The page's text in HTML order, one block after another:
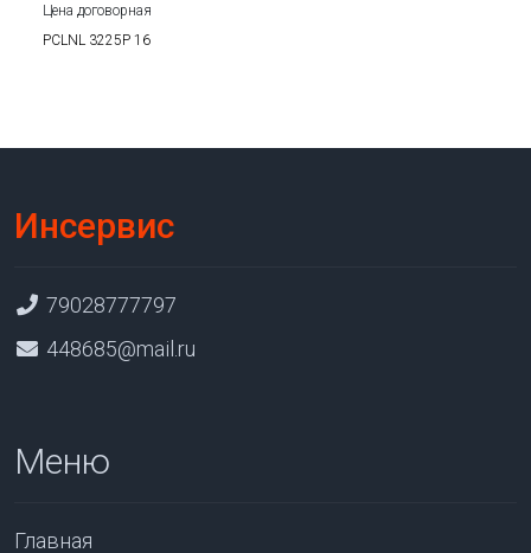
Цена договорная
PCLNL 3225P 16
Инсервис
79028777797
448685@mail.ru
Меню
Главная